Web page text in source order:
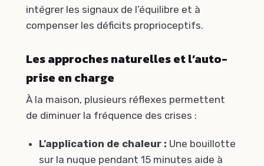
intégrer les signaux de l’équilibre et à
compenser les déficits proprioceptifs.
Les approches naturelles et l’auto-
prise en charge
À la maison, plusieurs réflexes permettent
de diminuer la fréquence des crises :
L’application de chaleur : Une bouillotte
sur la nuque pendant 15 minutes aide à